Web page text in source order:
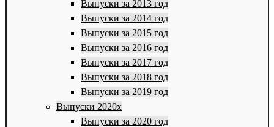
Выпуски за 2013 год
Выпуски за 2014 год
Выпуски за 2015 год
Выпуски за 2016 год
Выпуски за 2017 год
Выпуски за 2018 год
Выпуски за 2019 год
Выпуски 2020х
Выпуски за 2020 год